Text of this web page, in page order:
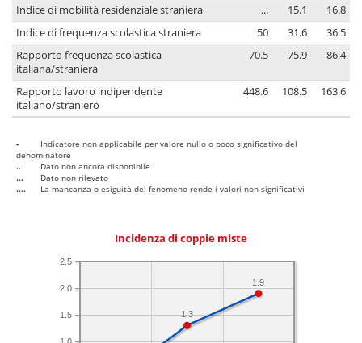
Indice di mobilità residenziale straniera
... 15.1
16.8
Indice di frequenza scolastica straniera
50 31.6
36.5
Rapporto frequenza scolastica
italiana/straniera
70.5 75.9 86.4
Rapporto lavoro indipendente
italiano/straniero
448.6 108.5 163.6
-
Indicatore non applicabile per valore nullo o poco significativo del
denominatore
..
Dato non ancora disponibile
...
Dato non rilevato
....
La mancanza o esiguità del fenomeno rende i valori non significativi
Incidenza di coppie miste
1.5
2.0
2.5
1.9
1.3